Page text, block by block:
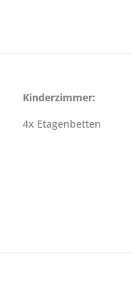
Kinderzimmer:
4x Etagenbetten